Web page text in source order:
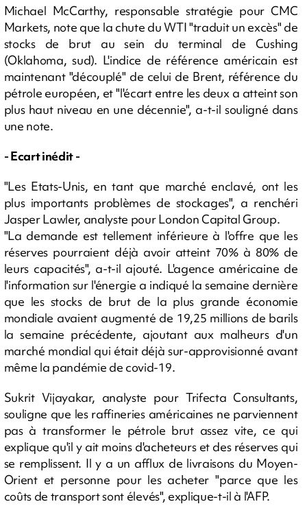
Michael McCarthy, responsable stratégie pour CMC
Markets, note que la chute du WTI "traduit un excès" de
stocks de brut au sein du terminal de Cushing
(Oklahoma, sud). L'indice de référence américain est
maintenant "découplé" de celui de Brent, référence du
pétrole européen, et "l'écart entre les deux a atteint son
plus haut niveau en une décennie", a-t-il souligné dans
une note.
- Ecart inédit -
"Les Etats-Unis, en tant que marché enclavé, ont les
plus importants problèmes de stockages", a renchéri
Jasper Lawler, analyste pour London Capital Group.
"La demande est tellement inférieure à l'offre que les
réserves pourraient déjà avoir atteint 70% à 80% de
leurs capacités", a-t-il ajouté. L'agence américaine de
l'information sur l'énergie a indiqué la semaine dernière
que les stocks de brut de la plus grande économie
mondiale avaient augmenté de 19,25 millions de barils
la semaine précédente, ajoutant aux malheurs d'un
marché mondial qui était déjà sur-approvisionné avant
même la pandémie de covid-19.
Sukrit Vijayakar, analyste pour Trifecta Consultants,
souligne que les raffineries américaines ne parviennent
pas à transformer le pétrole brut assez vite, ce qui
explique qu'il y ait moins d'acheteurs et des réserves qui
se remplissent. Il y a un afflux de livraisons du Moyen-
Orient et personne pour les acheter "parce que les
coûts de transport sont élevés", explique-t-il à l'AFP.